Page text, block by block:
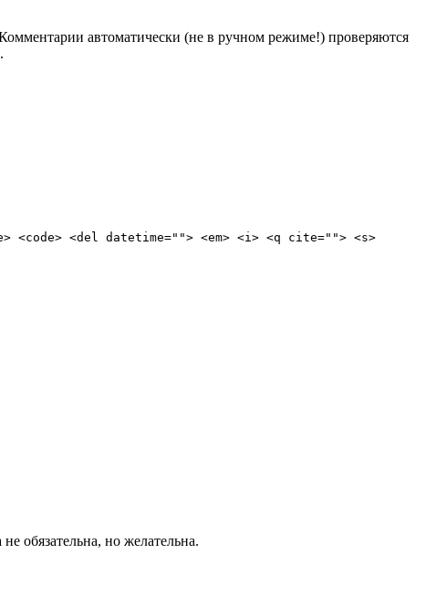
автоматически (не в ручном режиме!) проверяются
<del datetime=""> <em> <i> <q cite=""> <s>
обязательна, но желательна.